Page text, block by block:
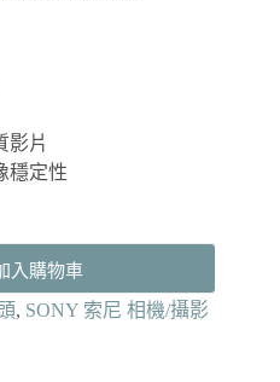
影片
穩定性
入購物車
, SONY 索尼 相機/攝影